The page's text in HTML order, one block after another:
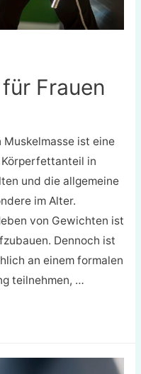
Frauen
ist eine
in
und die allgemeine
im Alter.
von Gewichten ist
Dennoch ist
an einem formalen
teilnehmen, …